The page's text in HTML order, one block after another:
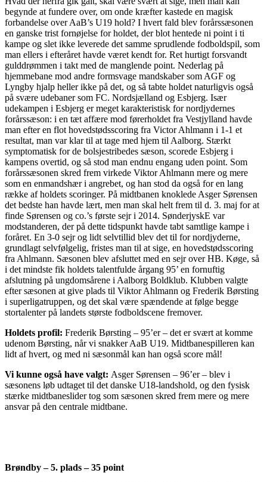
begynde at fundere over, om onde kræfter kastede en magisk
forbandelse over AaB’s U19 hold? I hvert fald blev forårssæsonen
en ganske trist fornøjelse for holdet, der blot hentede ni point i ti
kampe og slet ikke leverede det samme sprudlende fodboldspil, som
man ellers i efteråret havde været kendt for. Ret hurtigt forsvandt
gulddrømmen i takt med de manglende point. Nederlag på
hjemmebane mod andre formsvage mandskaber som AGF og
Lyngby hjalp heller ikke på det, og så tabte holdet naturligvis også
på svære udebaner som FC. Nordsjælland og Esbjerg. Især
udekampen i Esbjerg er meget karakteristisk for nordjydernes
forårssæson: i en tæt affære mod førerholdet fra Vestjylland havde
man efter en flot hovedstødsscoring fra Victor Ahlmann i 1-1 et
resultat, man var klar til at tage med hjem til Aalborg. Stærkt
symptomatisk for de bolsjestribedes sæson, scorede Esbjerg i
kampens overtid, og så stod man endnu engang uden point. Som
forårssæsonen skred frem virkede Viktor Ahlmann mere og mere
som en enmandshær i angrebet, og han stod da også for en lang
række af holdets scoringer. På midtbanen knoklede Asger Sørensen
det bedste han havde lært, men man skal helt frem til d. 3. maj for at
finde Sørensen og co.’s første sejr i 2014. SønderjyskE var
modstanderen, der på dette tidspunkt havde tabt samtlige kampe i
foråret. En 3-0 sejr og lidt selvtillid blev det til for nordjyderne,
grundlagt selvfølgelig, fristes man til at sige, en hovedstødsscoring
fra Ahlmann. Sæsonen blev afsluttet med en sejr over HB. Køge, så
i det mindste fik holdets talentfulde årgang 95’ en fornuftig
afslutning på ungdomsårene i Aalborg Boldklub. Klubben valgte
efter sæsonen at give plads til Viktor Ahlmann og Frederik Børsting
i superligatruppen, og det skal være spændende at følge begge
stortalenter på landets største fodboldscene fremover.
Holdets profil: Frederik Børsting – 95’er – det er svært at komme
udenom Børsting, når vi snakker AaB U19. Midtbanespilleren kan
lidt af hvert, og med ni sæsonmål kan han også score mål!
Vi kunne også have valgt: Asger Sørensen – 96’er – blev i
sæsonens løb udtaget til det danske U18-landshold, og den fysisk
stærke midtbaneslider tog som sæsonen skred frem mere og mere
ansvar på den centrale midtbane.
Brøndby – 5. plads – 35 point